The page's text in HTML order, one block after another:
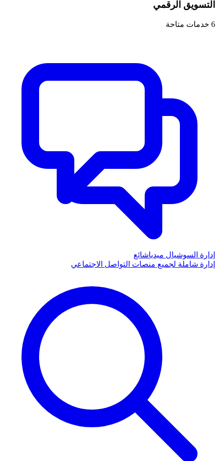
التسويق الرقمي
6 خدمات متاحة
إدارة السوشيال ميدياشائع
إدارة شاملة لجميع منصات التواصل الاجتماعي